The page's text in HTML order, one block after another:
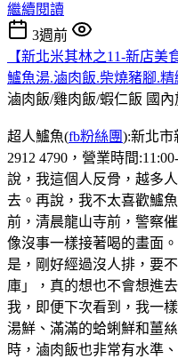
繼續閱讀
3週前
【新北米其林之11-新店
鱸魚湯.滷肉飯.柴燒豬腳.精
滷肉飯/雞肉飯/蝦仁飯 國
超人鱸魚(fb粉絲團):新北市
2912 4790，營業時間
說，我這個人反骨，越多
去。再說，我不太喜歡鱸
前，清晨龍山寺前，警察
像沒事一樣接著喝的畫面
是，剛好經過沒人排，要
庫」，真的想也不會想進
我，即便下次看到，我一
湯鮮、滿滿的蛤蜊鮮和薑
時，滷肉飯也非常有水準